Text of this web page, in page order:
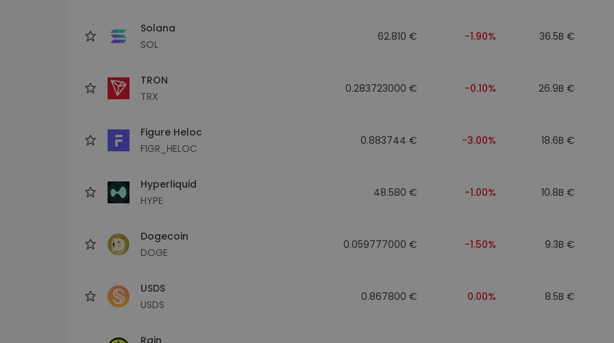
Solana
SOL
62.810 € -1.90% 36.5B €
TRON
TRX
0.283723000 € -0.10% 26.9B €
Figure Heloc
FIGR_HELOC
0.883744 € -3.00% 18.6B €
Hyperliquid
HYPE
48.580 € -1.00% 10.8B €
Dogecoin
DOGE
0.059777000 € -1.50% 9.3B €
USDS
USDS
0.867800 € 0.00% 8.5B €
Rain